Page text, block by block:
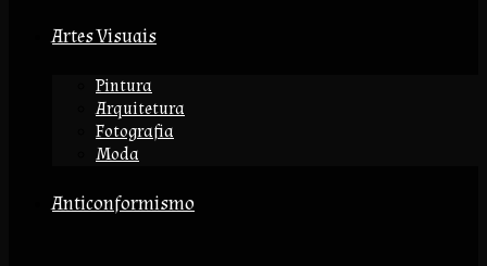
Artes Visuais
Pintura
Arquitetura
Fotografia
Moda
Anticonformismo